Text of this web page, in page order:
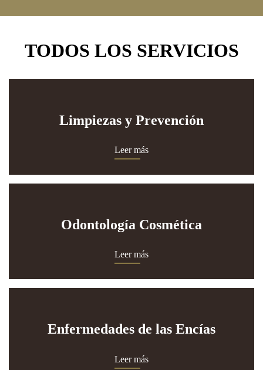
TODOS LOS SERVICIOS
Limpiezas y Prevención
Leer más
Odontología Cosmética
Leer más
Enfermedades de las Encías
Leer más